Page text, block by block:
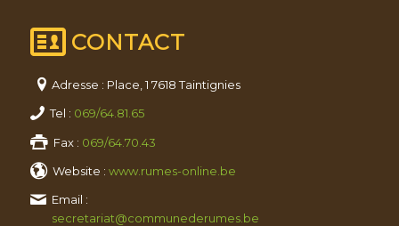
CONTACT
Adresse : Place, 1 7618 Taintignies
Tel : 069/64.81.65
Fax : 069/64.70.43
Website :www.rumes-online.be
Email :
secretariat@communederumes.be